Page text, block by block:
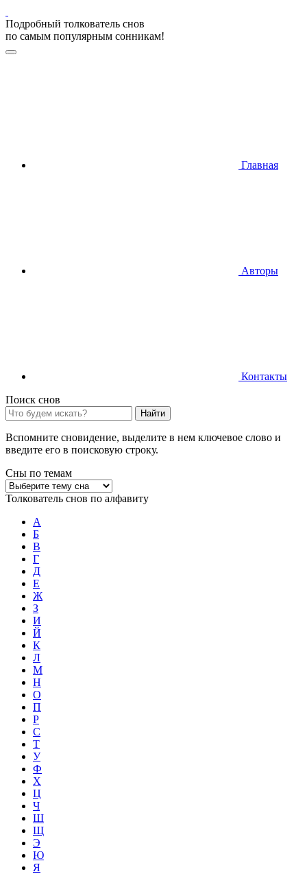
Подробный толкователь снов
по самым популярным сонникам!
Главная
Авторы
Контакты
Поиск снов
Найти
Вспомните сновидение, выделите в нем ключевое слово и
введите его в поисковую строку.
Сны по темам
Толкователь снов по алфавиту
А
Б
В
Г
Д
Е
Ж
З
И
Й
К
Л
М
Н
О
П
Р
С
Т
У
Ф
Х
Ц
Ч
Ш
Щ
Э
Ю
Я